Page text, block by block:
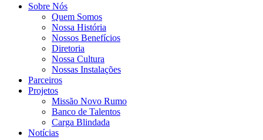
Sobre Nós
Quem Somos
Nossa História
Nossos Benefícios
Diretoria
Nossa Cultura
Nossas Instalações
Parceiros
Projetos
Missão Novo Rumo
Banco de Talentos
Carga Blindada
Notícias